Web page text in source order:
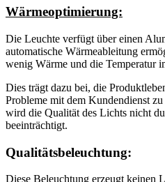
Wärmeoptimierung:
Die Leuchte verfügt über einen
automatische Wärmeableitung
wenig Wärme und die Temperatur
Dies trägt dazu bei, die
Probleme mit dem Kundendienst
wird die Qualität des Lichts nicht
beeinträchtigt.
Qualitätsbeleuchtung:
Diese Beleuchtung erzeugt keinen